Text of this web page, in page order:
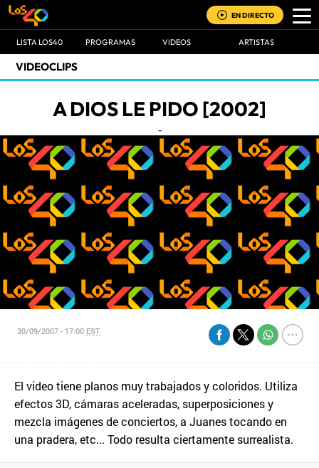
EN DIRECTO
LISTA LOS40 PROGRAMAS VIDEOS ARTISTAS
VIDEOCLIPS
A DIOS LE PIDO [2002]
-
30/09/2007 - 17:00 EST
El video tiene planos muy trabajados y coloridos. Utiliza
efectos 3D, cámaras aceleradas, superposiciones y
mezcla imágenes de conciertos, a Juanes tocando en
una pradera, etc... Todo resulta ciertamente surrealista.